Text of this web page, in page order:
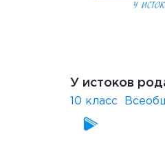
У истоков
10 класс